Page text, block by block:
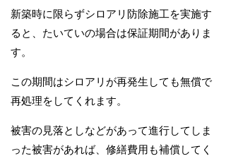
新築時に限らずシロアリ防除施工を実施す
ると、たいていの場合は保証期間がありま
す。
この期間はシロアリが再発生しても無償で
再処理をしてくれます。
被害の見落としなどがあって進行してしま
った被害があれば、修繕費用も補償してく